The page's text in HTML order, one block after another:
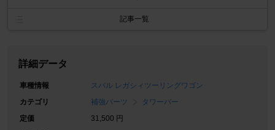
記事一覧
詳細データ
車種情報
スバル レガシィツーリングワゴン
カテゴリ
補強パーツ
タワーバー
定価
31,500 円